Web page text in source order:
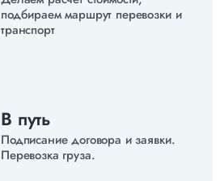
подбираем маршрут перевозки и
транспорт
В путь
Подписание договора и заявки.
Перевозка груза.